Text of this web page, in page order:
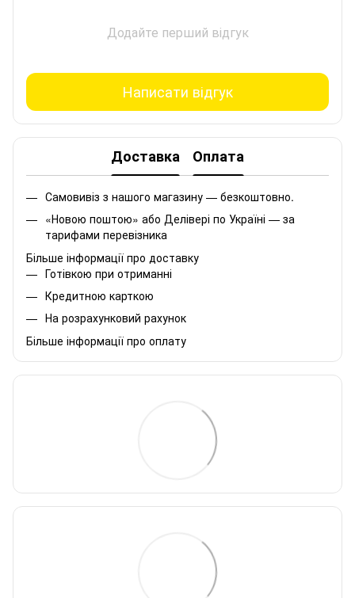
Додайте перший відгук
Написати відгук
Доставка Оплата
Самовивіз з нашого магазину — безкоштовно.
«Новою поштою» або Делівері по Україні — за
тарифами перевізника
Більше інформації про доставку
Готівкою при отриманні
Кредитною карткою
На розрахунковий рахунок
Більше інформації про оплату